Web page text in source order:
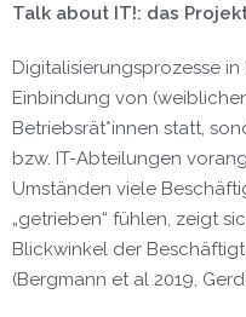
Talk about IT!: das
Digitalisierungsprozesse
Einbindung von
Betriebsrät*innen statt,
bzw. IT-Abteilungen
Umständen viele
„getrieben“ fühlen, zeigt
Blickwinkel der
(Bergmann et al 2019,